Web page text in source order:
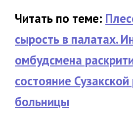
Читать по теме:
сырость в палатах.
омбудсмена
состояние
больницы